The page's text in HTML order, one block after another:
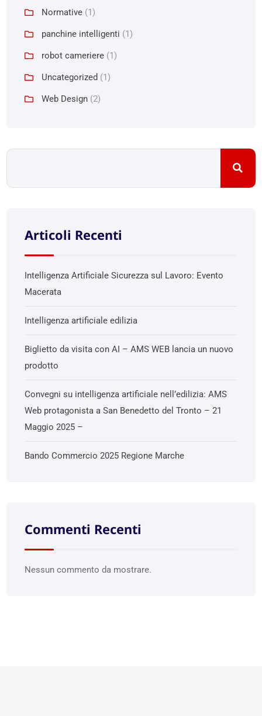
Normative (1)
panchine intelligenti (1)
robot cameriere (1)
Uncategorized (1)
Web Design (2)
Articoli Recenti
Intelligenza Artificiale Sicurezza sul Lavoro: Evento
Macerata
Intelligenza artificiale edilizia
Biglietto da visita con AI – AMS WEB lancia un nuovo
prodotto
Convegni su intelligenza artificiale nell’edilizia: AMS
Web protagonista a San Benedetto del Tronto – 21
Maggio 2025 –
Bando Commercio 2025 Regione Marche
Commenti Recenti
Nessun commento da mostrare.